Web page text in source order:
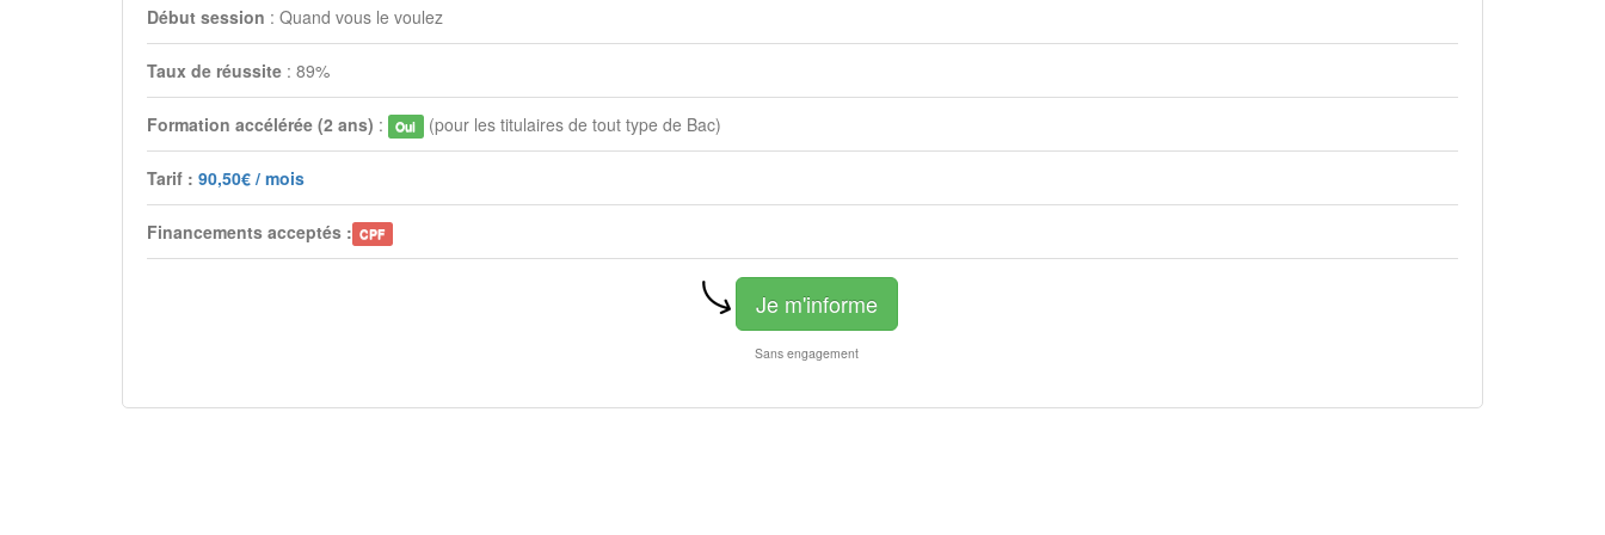
Début session : Quand vous le voulez
Taux de réussite : 89%
Formation accélérée (2 ans) : Oui (pour les titulaires de tout type de Bac)
Tarif : 90,50€ / mois
Financements acceptés : CPF
Je m'informe
Sans engagement